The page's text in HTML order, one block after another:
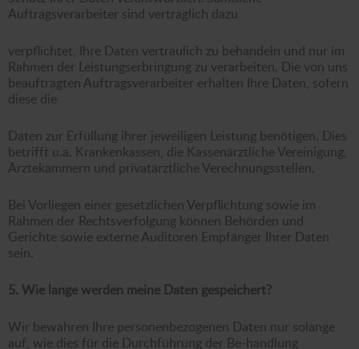
Auftragsverarbeiter sind vertraglich dazu
verpflichtet, Ihre Daten vertraulich zu behandeln und nur im
Rahmen der Leistungserbringung zu verarbeiten. Die von uns
beauftragten Auftragsverarbeiter erhalten Ihre Daten, sofern
diese die
Daten zur Erfüllung ihrer jeweiligen Leistung benötigen. Dies
betrifft u.a. Krankenkassen, die Kassenärztliche Vereinigung,
Ärztekammern und privatärztliche Verechnungsstellen.
Bei Vorliegen einer gesetzlichen Verpflichtung sowie im
Rahmen der Rechtsverfolgung können Behörden und
Gerichte sowie externe Auditoren Empfänger Ihrer Daten
sein.
5. Wie lange werden meine Daten gespeichert?
Wir bewahren Ihre personenbezogenen Daten nur solange
auf, wie dies für die Durchführung der Be-handlung